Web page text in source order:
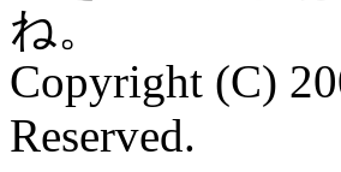
ね。
Copyright (C)
Reserved.